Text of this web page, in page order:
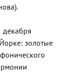
декабря
золотые